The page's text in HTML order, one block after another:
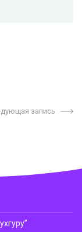
запись